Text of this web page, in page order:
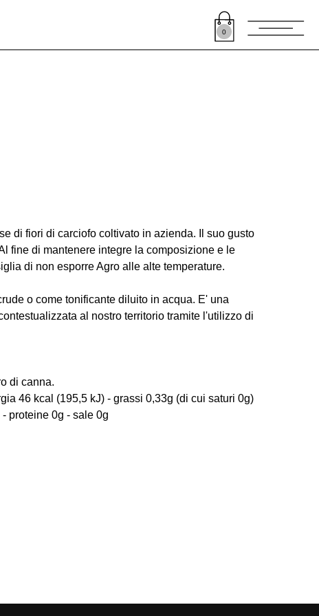
di fiori di carciofo coltivato in azienda. Il suo gusto
fine di mantenere integre la composizione e le
di non esporre Agro alle alte temperature.
o come tonificante diluito in acqua. E' una
al nostro territorio tramite l'utilizzo di
di canna.
46 kcal (195,5 kJ) - grassi 0,33g (di cui saturi 0g)
proteine 0g - sale 0g